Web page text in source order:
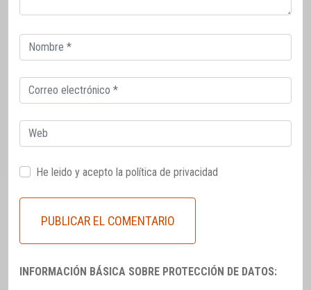
Correo
electrónico
Correo
electrónico
Web
He leido y acepto la política de privacidad
INFORMACIÓN BÁSICA SOBRE PROTECCIÓN DE DATOS: